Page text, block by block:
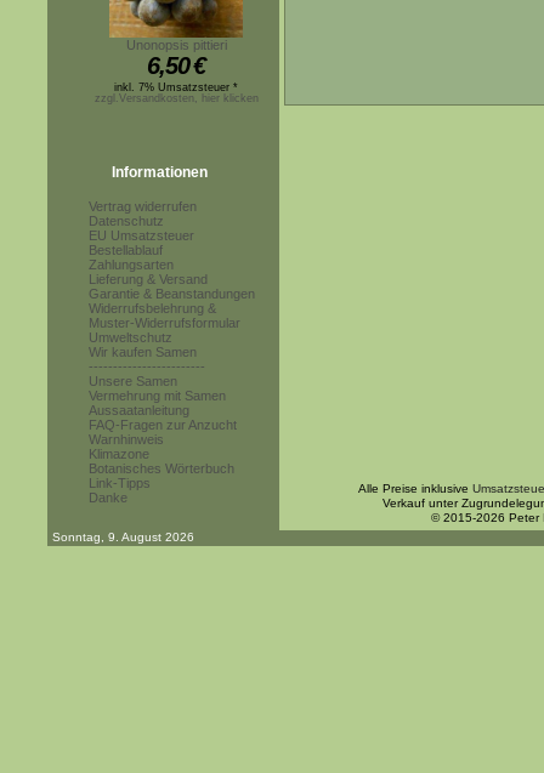
Unonopsis pittieri
6,50€
inkl. 7% Umsatzsteuer *
zzgl.Versandkosten, hier klicken
Informationen
Vertrag widerrufen
Datenschutz
EU Umsatzsteuer
Bestellablauf
Zahlungsarten
Lieferung & Versand
Garantie & Beanstandungen
Widerrufsbelehrung &
Muster-Widerrufsformular
Umweltschutz
Wir kaufen Samen
------------------------
Unsere Samen
Vermehrung mit Samen
Aussaatanleitung
FAQ-Fragen zur Anzucht
Warnhinweis
Klimazone
Botanisches Wörterbuch
Link-Tipps
Danke
Alle Preise inklusive
Verkauf unter
© 2015-2026 Peter
Sonntag, 9. August 2026